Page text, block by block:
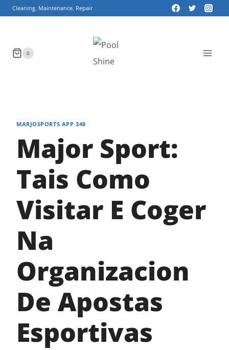
SkipCleaning. Maintenance. Repair
0
MARJOSPORTS APP 348
Major Sport:
Tais Como
Visitar E Coger
Na
Organizacion
De Apostas
Esportivas